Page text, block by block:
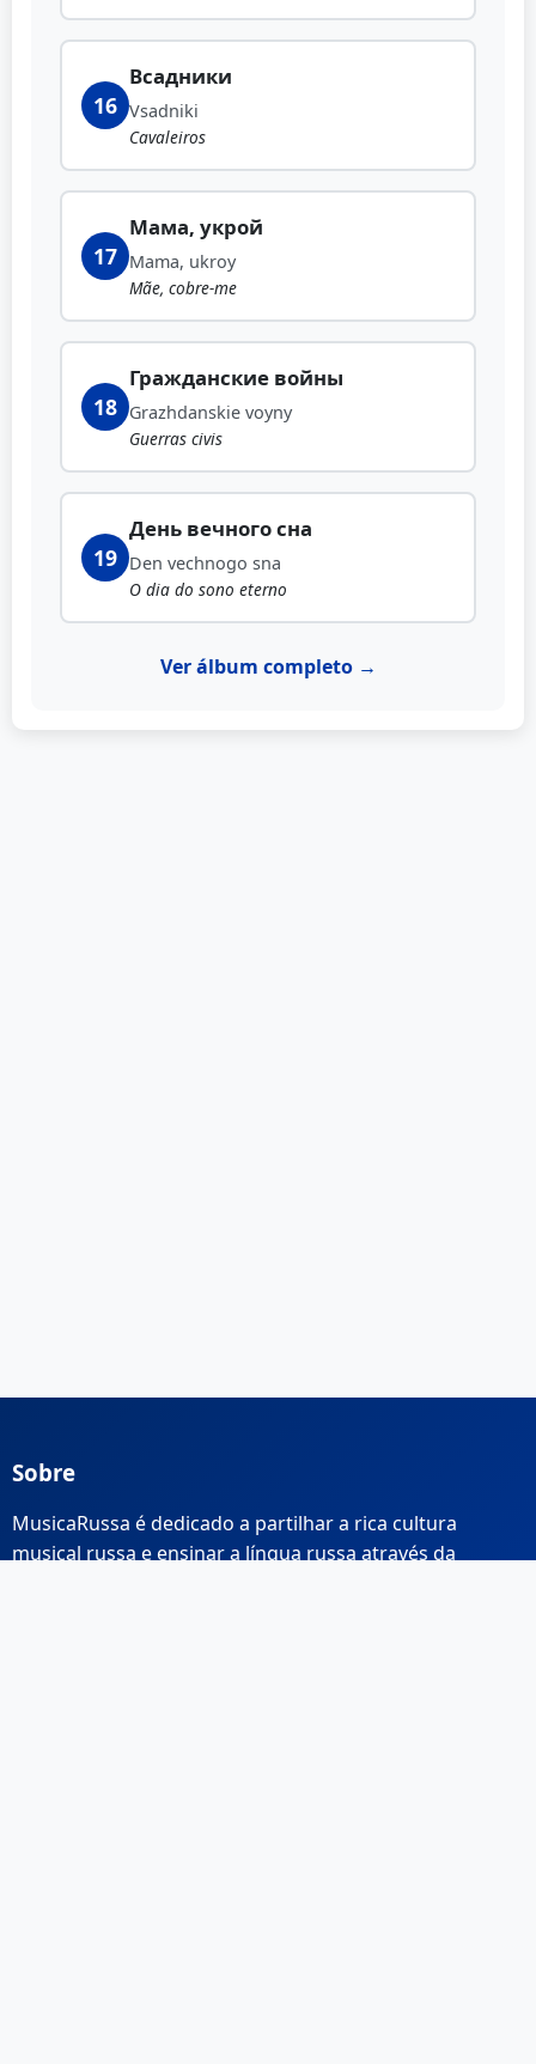
16
Всадники
Vsadniki
Cavaleiros
17
Мама, укрой
Mama, ukroy
Mãe, cobre-me
18
Гражданские войны
Grazhdanskie voyny
Guerras civis
19
День вечного сна
Den vechnogo sna
O dia do sono eterno
Ver álbum completo →
Sobre
MusicaRussa é dedicado a partilhar a rica cultura
musical russa e ensinar a língua russa através da